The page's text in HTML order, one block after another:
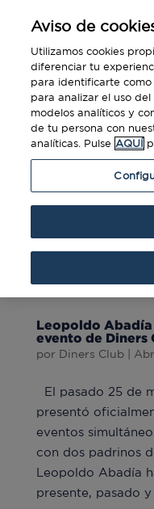
Leopoldo Abadía
evento de Diners
por Diners Club|
El pasado 25 de
presentó
eventos
con dos padrinos
Leopoldo Abadía
presente, pasado y
Aviso de
Utilizamos cookies
diferenciar tu
para identificarte
para analizar el uso
modelos analíticos y
de tu persona con
analíticas. Pulse AQUÍ